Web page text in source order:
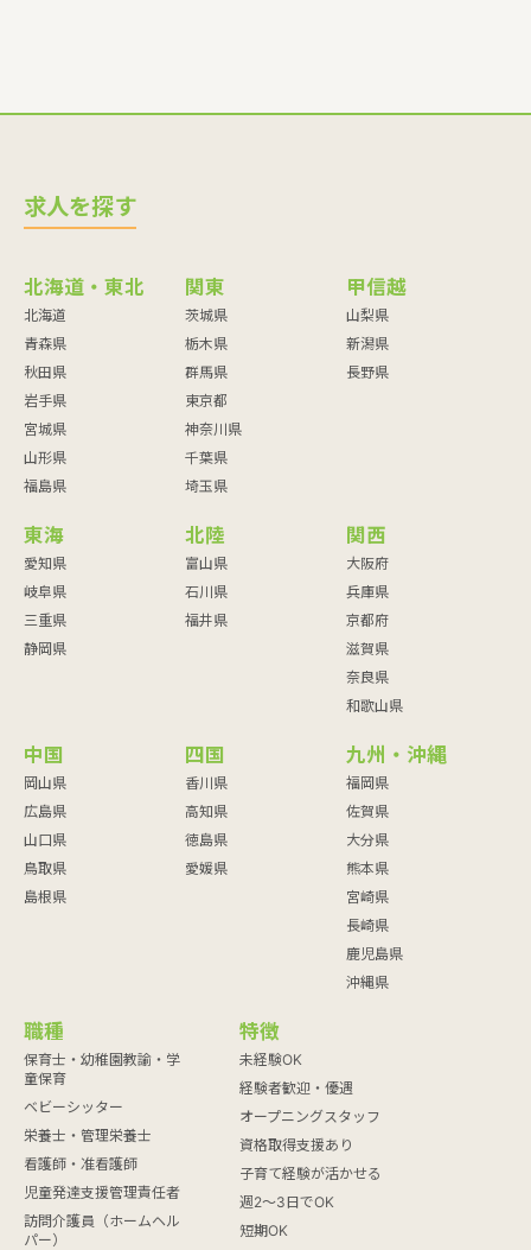
求人を探す
北海道・東北
北海道
青森県
秋田県
岩手県
宮城県
山形県
福島県
関東
茨城県
栃木県
群馬県
東京都
神奈川県
千葉県
埼玉県
甲信越
山梨県
新潟県
長野県
東海
愛知県
岐阜県
三重県
静岡県
北陸
富山県
石川県
福井県
関西
大阪府
兵庫県
京都府
滋賀県
奈良県
和歌山県
中国
岡山県
広島県
山口県
鳥取県
島根県
四国
香川県
高知県
徳島県
愛媛県
九州・沖縄
福岡県
佐賀県
大分県
熊本県
宮崎県
長崎県
鹿児島県
沖縄県
職種
保育士・幼稚園教諭・学
童保育
ベビーシッター
栄養士・管理栄養士
看護師・准看護師
児童発達支援管理責任者
訪問介護員（ホームヘル
パー）
特徴
未経験OK
経験者歓迎・優遇
オープニングスタッフ
資格取得支援あり
子育て経験が活かせる
週2～3日でOK
短期OK